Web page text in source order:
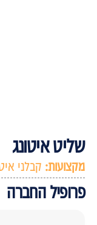
שליט איטונג
מקצועות:קבלני איטונג
פרופיל החברה